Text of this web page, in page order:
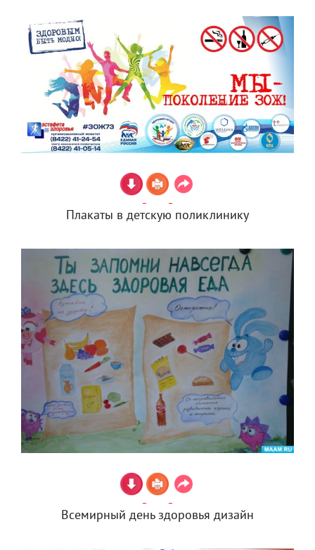
Плакаты в детскую поликлинику
Всемирный день здоровья дизайн